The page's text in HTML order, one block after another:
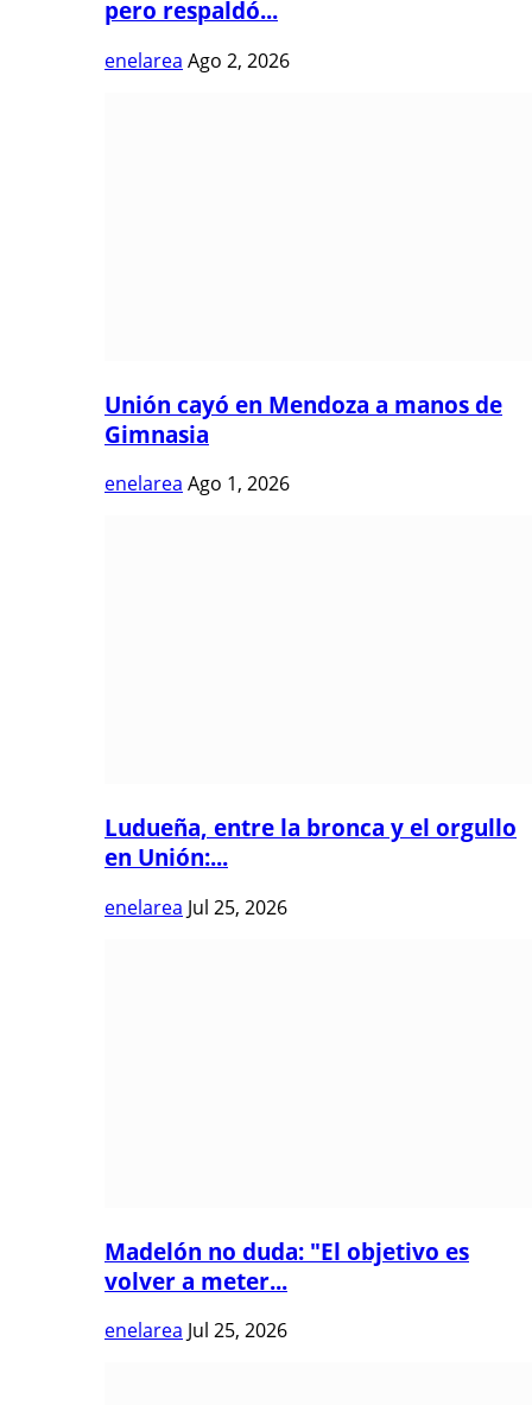
pero respaldó...
enelarea Ago 2, 2026
Unión cayó en Mendoza a manos de
Gimnasia
enelarea Ago 1, 2026
Ludueña, entre la bronca y el orgullo
en Unión:...
enelarea Jul 25, 2026
Madelón no duda: "El objetivo es
volver a meter...
enelarea Jul 25, 2026